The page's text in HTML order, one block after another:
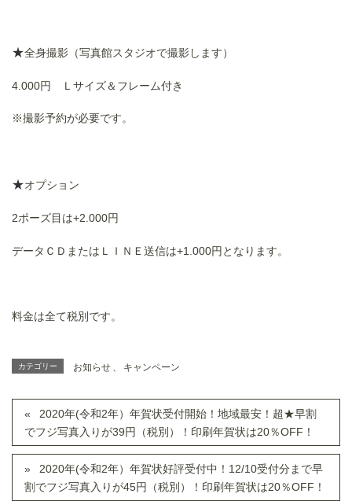
★全身撮影（写真館スタジオで撮影します）
4.000円 Ｌサイズ＆フレーム付き
※撮影予約が必要です。
★オプション
2ポーズ目は+2.000円
データＣＤまたはＬＩＮＥ送信は+1.000円となります。
料金は全て税別です。
カテゴリー お知らせ 、 キャンペーン
2020年(令和2年）年賀状受付開始！地域最安！超★早割
でフジ写真入りが39円（税別）！印刷年賀状は20％OFF！
2020年(令和2年）年賀状好評受付中！12/10受付分まで早
割でフジ写真入りが45円（税別）！印刷年賀状は20％OFF！